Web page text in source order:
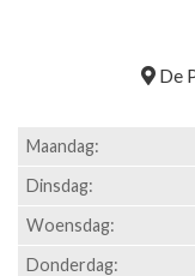
De
Maandag:
Dinsdag:
Woensdag:
Donderdag: